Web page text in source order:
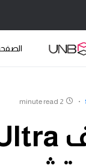
2 minute read